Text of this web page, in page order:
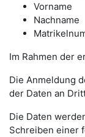
Vorname
Nachname
Im Rahmen der
Die Anmeldung
der Daten an
Die Daten
Schreiben einer